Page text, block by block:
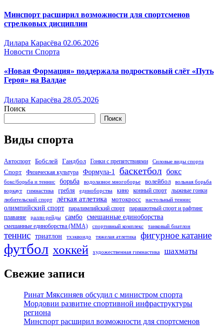
Минспорт расширил возможности для спортсменов
стрелковых дисциплин
Дилара Карасёва 02.06.2026
Новости Спорта
«Новая Формация» поддержала подростковый слёт «Путь
Героя» на Валдае
Дилара Карасёва 28.05.2026
Поиск
Поиск
Виды спорта
Автоспорт Бобслей Гандбол Гонки с препятствиями Силовые виды спорта
Спорт Физическая культура Формула-1 баскетбол бокс
бокс/борьба и теннис борьба водолазное многоборье волейбол
вольная борьба
воркаут
гимнастика гребля единоборства кино конный спорт лыжные гонки
любительский спорт лёгкая атлетика мотокросс настольный теннис
олимпийский спорт паралимпийский спорт
парашютный спорт и рафтинг
плавание
ралли-рейды самбо смешанные единоборства
смешанные единоборства (ММА) спортивный комплекс танковый биатлон
теннис триатлон тхэквондо тяжелая атлетика фигурное катание
футбол хоккей художественная гимнастика шахматы
Свежие записи
Ринат Мяксиняев обсудил с министром спорта
Мордовии развитие спортивной инфраструктуры
региона
Минспорт расширил возможности для спортсменов